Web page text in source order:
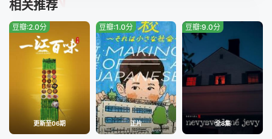
相关推荐
更新至06期
豆瓣:2.0分
正片
豆瓣:1.0分
全8集
豆瓣:9.0分